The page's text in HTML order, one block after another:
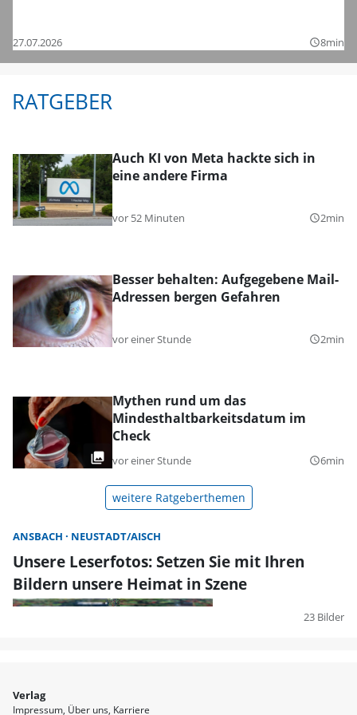
27.07.2026 query_builder8min
RATGEBER
Auch KI von Meta hackte sich in
eine andere Firma
vor 52 Minuten query_builder2min
Besser behalten: Aufgegebene Mail-
Adressen bergen Gefahren
vor einer Stunde query_builder2min
Mythen rund um das
Mindesthaltbarkeitsdatum im
Check
vor einer Stunde query_builder6min
weitere Ratgeberthemen
ANSBACH NEUSTADT/AISCH
Unsere Leserfotos: Setzen Sie mit Ihren
Bildern unsere Heimat in Szene
23 Bilder
Verlag
Impressum Über uns Karriere